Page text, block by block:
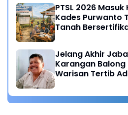
PTSL 2026 Masuk
Kades Purwanto
Tanah
Jelang Akhir
Karangan Balong
Warisan Tertib